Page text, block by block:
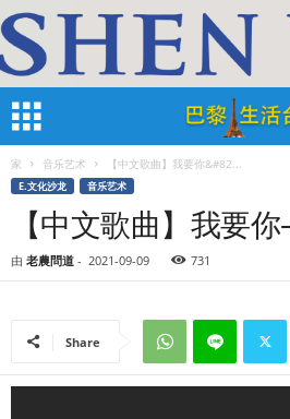
家 音乐艺术 【中文歌曲】我要你&#82...
E.文化沙龙 音乐艺术
【中文歌曲】我要
由 老農問道 - 2021-09-09 731
Share